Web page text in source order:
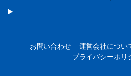
お問い合わせ 運営会社につい
プライバシーポリ